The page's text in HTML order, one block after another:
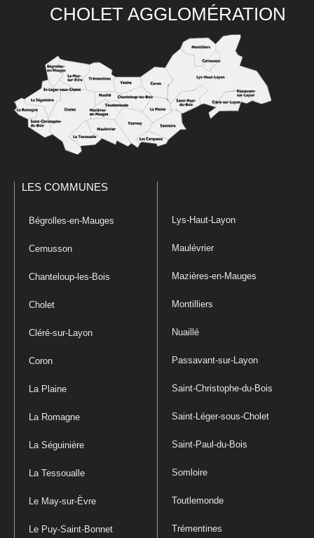
CHOLET AGGLOMÉRATION
LES COMMUNES
Bégrolles-en-Mauges
Cernusson
Chanteloup-les-Bois
Cholet
Cléré-sur-Layon
Coron
La Plaine
La Romagne
La Séguinière
La Tessoualle
Le May-sur-Èvre
Le Puy-Saint-Bonnet
Lys-Haut-Layon
Maulévrier
Mazières-en-Mauges
Montilliers
Nuaillé
Passavant-sur-Layon
Saint-Christophe-du-Bois
Saint-Léger-sous-Cholet
Saint-Paul-du-Bois
Somloire
Toutlemonde
Trémentines